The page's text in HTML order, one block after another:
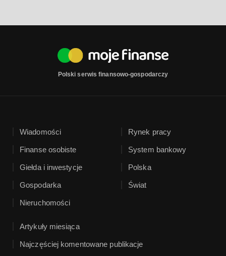
Polski serwis finansowo-gospodarczy
Wiadomości
Finanse osobiste
Giełda i inwestycje
Gospodarka
Nieruchomości
Rynek pracy
System bankowy
Polska
Świat
Artykuły miesiąca
Najczęściej komentowane publikacje